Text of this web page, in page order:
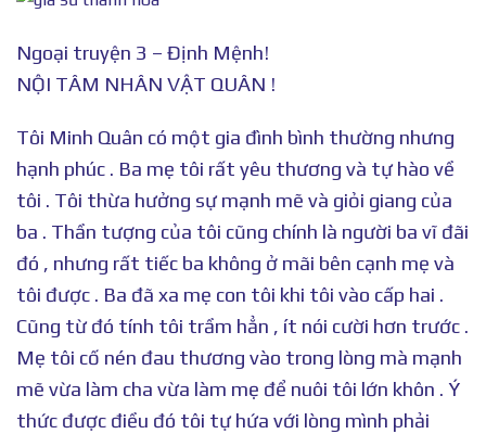
Ngoại truyện 3 – Định Mệnh!
NỘI TÂM NHÂN VẬT QUÂN !
Tôi Minh Quân có một gia đình bình thường nhưng
hạnh phúc . Ba mẹ tôi rất yêu thương và tự hào về
tôi . Tôi thừa hưởng sự mạnh mẽ và giỏi giang của
ba . Thần tượng của tôi cũng chính là người ba vĩ đãi
đó , nhưng rất tiếc ba không ở mãi bên cạnh mẹ và
tôi được . Ba đã xa mẹ con tôi khi tôi vào cấp hai .
Cũng từ đó tính tôi trầm hẳn , ít nói cười hơn trước .
Mẹ tôi cố nén đau thương vào trong lòng mà mạnh
mẽ vừa làm cha vừa làm mẹ để nuôi tôi lớn khôn . Ý
thức được điều đó tôi tự hứa với lòng mình phải